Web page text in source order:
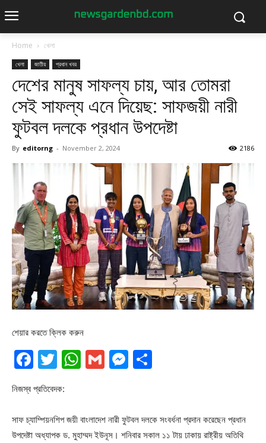
Home খেলা
খেলা জাতীয় প্রধান খবর
দেশের মানুষ সাফল্য চায়, আর তোমরা
সেই সাফল্য এনে দিয়েছ: সাফজয়ী নারী
ফুটবল দলকে প্রধান উপদেষ্টা
By editorng - November 2, 2024 2186
শেয়ার করতে ক্লিক করুন
Facebook
Twitter
WhatsApp
GmailMessenger
নিজস্ব প্রতিবেদক:
সাফ চ্যাম্পিয়নশিপ জয়ী বাংলাদেশ নারী ফুটবল দলকে সংবর্ধনা প্রদান করেছেন প্রধান
উপদেষ্টা অধ্যাপক ড. মুহাম্মদ ইউনূস। শনিবার সকাল ১১ টায় ঢাকায় রাষ্ট্রীয় অতিথি